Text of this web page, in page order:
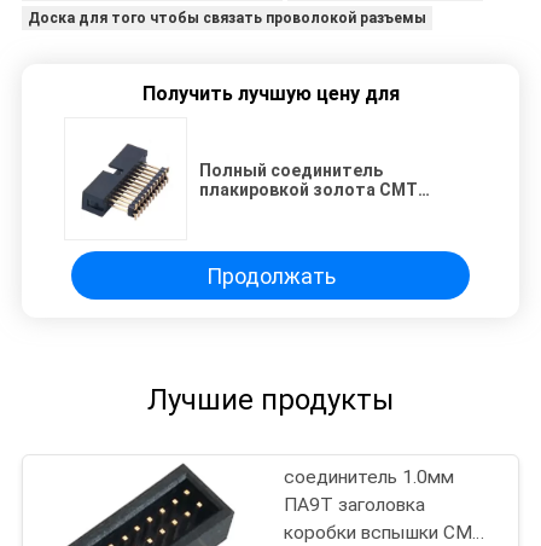
Доска для того чтобы связать проволокой разъемы
Получить лучшую цену для
Полный соединитель
плакировкой золота СМТ
снабжение жилищем
Продолжать
Лучшие продукты
соединитель 1.0мм
ПА9Т заголовка
коробки вспышки СМТ